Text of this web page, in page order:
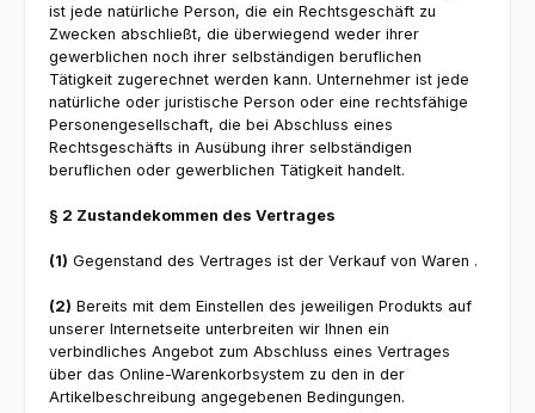
ist jede natürliche Person, die ein Rechtsgeschäft zu
Zwecken abschließt, die überwiegend weder ihrer
gewerblichen noch ihrer selbständigen beruflichen
Tätigkeit zugerechnet werden kann. Unternehmer ist jede
natürliche oder juristische Person oder eine rechtsfähige
Personengesellschaft, die bei Abschluss eines
Rechtsgeschäfts in Ausübung ihrer selbständigen
beruflichen oder gewerblichen Tätigkeit handelt.
§ 2 Zustandekommen des Vertrages
(1) Gegenstand des Vertrages ist der Verkauf von Waren .
(2) Bereits mit dem Einstellen des jeweiligen Produkts auf
unserer Internetseite unterbreiten wir Ihnen ein
verbindliches Angebot zum Abschluss eines Vertrages
über das Online-Warenkorbsystem zu den in der
Artikelbeschreibung angegebenen Bedingungen.